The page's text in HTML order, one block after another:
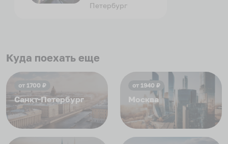
договориться, подскажет
приезжать еще...
Петербург
Куда поехать еще
от 1700 ₽
Санкт-Петербург
от 1940 ₽
Москва